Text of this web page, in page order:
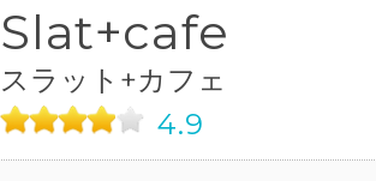
Slat+cafe
スラット+カフェ
4.9